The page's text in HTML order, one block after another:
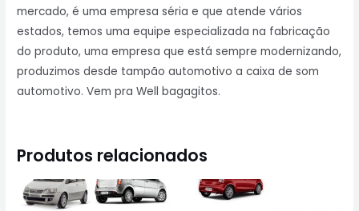
mercado, é uma empresa séria e que atende vários
estados, temos uma equipe especializada na fabricação
do produto, uma empresa que está sempre modernizando,
produzimos desde tampão automotivo a caixa de som
automotivo. Vem pra Well bagagitos.
Produtos relacionados